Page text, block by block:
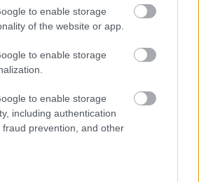
to enable storage
of the website or app.
to enable storage
to enable storage
including authentication
prevention, and other
1 hozzászólás